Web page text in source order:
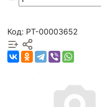
Код: РТ-00003652